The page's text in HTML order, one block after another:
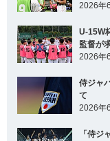
2026年
U-15W
監督が
2026年
侍ジャ
て
2026年
「侍ジ